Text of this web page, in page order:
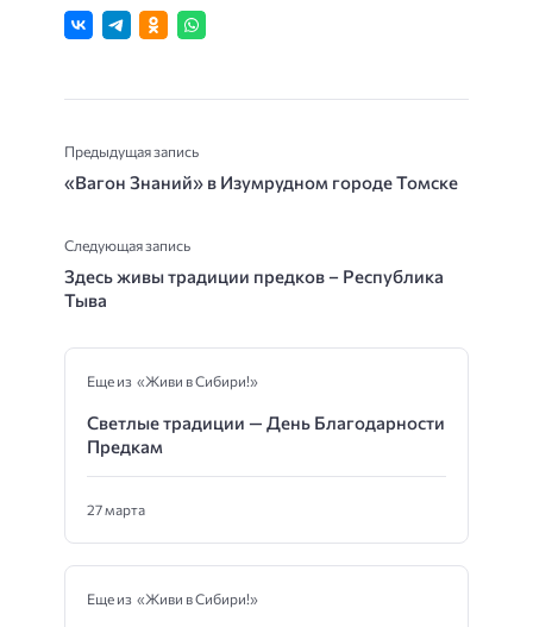
Предыдущая запись
«Вагон Знаний» в Изумрудном городе Томске
Следующая запись
Здесь живы традиции предков – Республика
Тыва
Еще из «Живи в Сибири!»
Светлые традиции — День Благодарности
Предкам
27 марта
Еще из «Живи в Сибири!»